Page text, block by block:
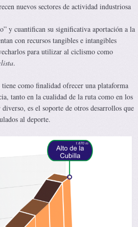
nuevos sectores de actividad industriosa
y cuantifican su significativa aportación a la
con recursos tangibles e intangibles
para utilizar al ciclismo como
.
como finalidad ofrecer una plataforma
tanto en la cualidad de la ruta como en los
es el soporte de otros desarrollos que
al deporte.